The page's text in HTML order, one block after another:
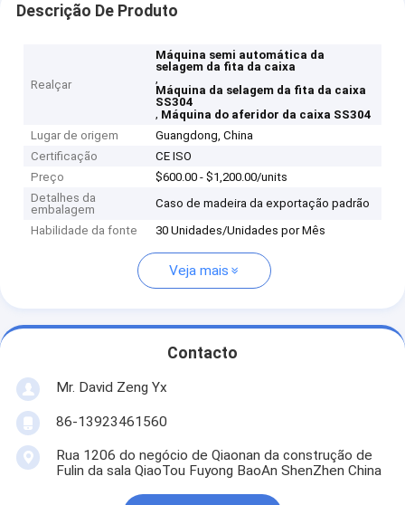
Descrição De Produto
Realçar
Máquina semi automática da
selagem da fita da caixa
,
Máquina da selagem da fita da caixa
SS304
, Máquina do aferidor da caixa SS304
Lugar de origem
Guangdong, China
Certificação
CE ISO
Preço
$600.00 - $1,200.00/units
Detalhes da
embalagem
Caso de madeira da exportação padrão
Habilidade da fonte
30 Unidades/Unidades por Mês
Veja mais
Contacto
Mr. David Zeng Yx
86-13923461560
Rua 1206 do negócio de Qiaonan da construção de
Fulin da sala QiaoTou Fuyong BaoAn ShenZhen China